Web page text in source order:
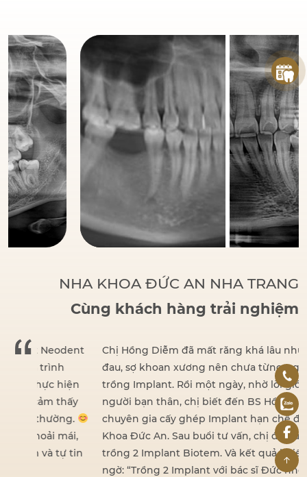
Đức tập trung vào các
phương pháp điều trị
dựa trên khoa học và
thực tiễn, đảm bảo
khách hàng có một hàm
răng vững chắc, thẩm
mỹ và sử dụng lâu dài.
NHA KHOA ĐỨC AN NHA TRANG
Cùng khách hàng trải nghiệm
Chị Hồng Diễm đã mất răng khá lâu nhưng vì sợ
đau, sợ khoan xương nên chưa từng nghĩ đến việc
trồng Implant. Rồi một ngày, nhờ lời giới thiệu của
người bạn thân, chị biết đến BS Hồ Đình Đức –
chuyên gia cấy ghép Implant hạn chế đau tại Nha
Khoa Đức An. Sau buổi tư vấn, chị đã quyết định
trồng 2 Implant Biotem. Và kết quả khiến chị bất
ngờ: “Trồng 2 Implant với bác sĩ Đức nhẹ nhàng lắm,